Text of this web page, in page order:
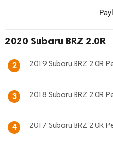
2020 Subaru BRZ 2.0R
2 2019 Subaru BRZ 2.0R
3 2018 Subaru BRZ 2.0R
4 2017 Subaru BRZ 2.0R